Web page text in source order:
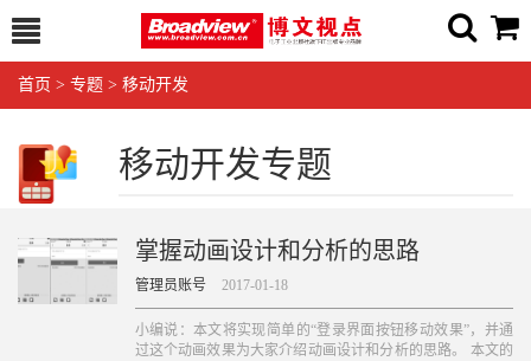
首页 > 专题 > 移动开发
移动开发专题
掌握动画设计和分析的思路
管理员账号 2017-01-18
小编说：本文将实现简单的“登录界面按钮移动效果”，并通
过这个动画效果为大家介绍动画设计和分析的思路。 本文的